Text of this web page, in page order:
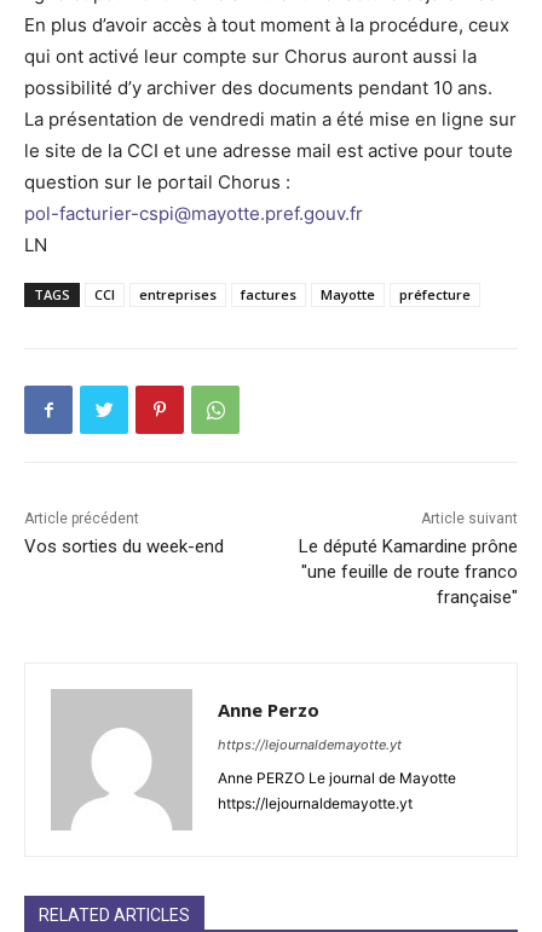
En plus d’avoir accès à tout moment à la procédure, ceux
qui ont activé leur compte sur Chorus auront aussi la
possibilité d’y archiver des documents pendant 10 ans.
La présentation de vendredi matin a été mise en ligne sur
le site de la CCI et une adresse mail est active pour toute
question sur le portail Chorus :
pol-facturier-cspi@mayotte.pref.gouv.fr
LN
TAGS CCI entreprises factures Mayotte préfecture
Article précédent
Vos sorties du week-end
Article suivant
Le député Kamardine prône
"une feuille de route franco
française"
Anne Perzo
https://lejournaldemayotte.yt
Anne PERZO Le journal de Mayotte
https://lejournaldemayotte.yt
RELATED ARTICLES